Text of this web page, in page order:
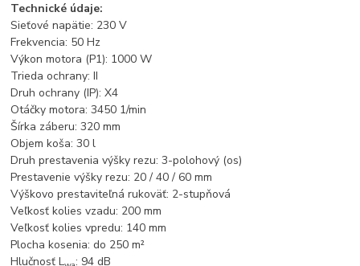
Technické údaje:
Sieťové napätie: 230 V
Frekvencia: 50 Hz
Výkon motora (P1): 1000 W
Trieda ochrany: II
Druh ochrany (IP): X4
Otáčky motora: 3450 1/min
Šírka záberu: 320 mm
Objem koša: 30 l
Druh prestavenia výšky rezu: 3-polohový (os)
Prestavenie výšky rezu: 20 / 40 / 60 mm
Výškovo prestaviteľná rukoväť: 2-stupňová
Veľkosť kolies vzadu: 200 mm
Veľkosť kolies vpredu: 140 mm
Plocha kosenia: do 250 m²
Hlučnosť L
: 94 dB